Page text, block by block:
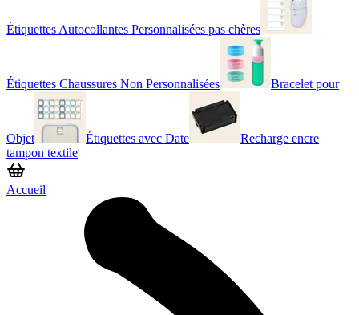
Étiquettes Autocollantes Personnalisées pas chères
Étiquettes Chaussures Non Personnalisées Bracelet pour
Objet Étiquettes avec Date
Recharge encre
tampon textile
Accueil